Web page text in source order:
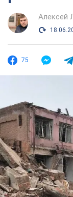
Алексей
75